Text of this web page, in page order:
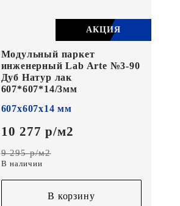
АКЦИЯ
Модульный паркет
инженерный Lab Arte №3-90
Дуб Натур лак
607*607*14/3мм
607х607х14 мм
10 277 р/м2
9 295 р/м2
В наличии
В корзину